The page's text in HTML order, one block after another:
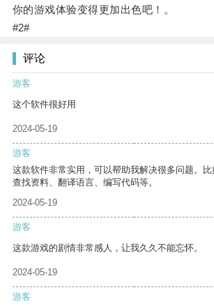
你的游戏体验变得更加出色吧！。
#2#
评论
游客
这个软件很好用
2024-05-19
游客
这款软件非常实用，可以帮助我解决很多问题。
查找资料、翻译语言、编写代码等。
2024-05-19
游客
这款游戏的剧情非常感人，让我久久不能忘怀。
2024-05-19
游客